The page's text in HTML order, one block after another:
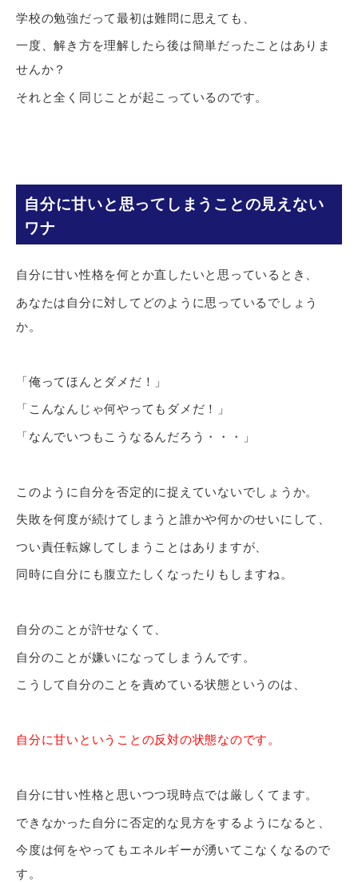
学校の勉強だって最初は難問に思えても、
一度、解き方を理解したら後は簡単だったことはありま
せんか？
それと全く同じことが起こっているのです。
自分に甘いと思ってしまうことの見えない
ワナ
自分に甘い性格を何とか直したいと思っているとき、
あなたは自分に対してどのように思っているでしょう
か。
「俺ってほんとダメだ！」
「こんなんじゃ何やってもダメだ！」
「なんでいつもこうなるんだろう・・・」
このように自分を否定的に捉えていないでしょうか。
失敗を何度が続けてしまうと誰かや何かのせいにして、
つい責任転嫁してしまうことはありますが、
同時に自分にも腹立たしくなったりもしますね。
自分のことが許せなくて、
自分のことが嫌いになってしまうんです。
こうして自分のことを責めている状態というのは、
自分に甘いということの反対の状態なのです。
自分に甘い性格と思いつつ現時点では厳しくてます。
できなかった自分に否定的な見方をするようになると、
今度は何をやってもエネルギーが湧いてこなくなるので
す。